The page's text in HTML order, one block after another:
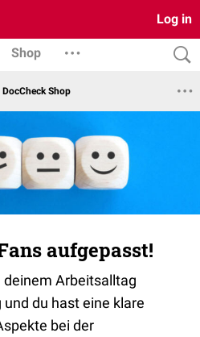
Log in
Shop
DocCheck Shop
aufgepasst!
Arbeitsalltag
du hast eine klare
bei der